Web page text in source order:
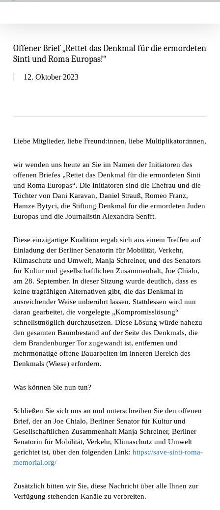
Skip
Offener Brief „Rettet das Denkmal für die ermordeten
Sinti und Roma Europas!“
12. Oktober 2023
Liebe Mitglieder, liebe Freund:innen, liebe Multiplikator:innen,
wir wenden uns heute an Sie im Namen der Initiatoren des
offenen Briefes „Rettet das Denkmal für die ermordeten Sinti
und Roma Europas“. Die Initiatoren sind die Ehefrau und die
Töchter von Dani Karavan, Daniel Strauß, Romeo Franz,
Hamze Bytyci, die Stiftung Denkmal für die ermordeten Juden
Europas und die Journalistin Alexandra Senfft.
Diese einzigartige Koalition ergab sich aus einem Treffen auf
Einladung der Berliner Senatorin für Mobilität, Verkehr,
Klimaschutz und Umwelt, Manja Schreiner, und des Senators
für Kultur und gesellschaftlichen Zusammenhalt, Joe Chialo,
am 28. September. In dieser Sitzung wurde deutlich, dass es
keine tragfähigen Alternativen gibt, die das Denkmal in
ausreichender Weise unberührt lassen. Stattdessen wird nun
daran gearbeitet, die vorgelegte „Kompromisslösung“
schnellstmöglich durchzusetzen. Diese Lösung würde nahezu
den gesamten Baumbestand auf der Seite des Denkmals, die
dem Brandenburger Tor zugewandt ist, entfernen und
mehrmonatige offene Bauarbeiten im inneren Bereich des
Denkmals (Wiese) erfordern.
Was können Sie nun tun?
Schließen Sie sich uns an und unterschreiben Sie den offenen
Brief, der an Joe Chialo, Berliner Senator für Kultur und
Gesellschaftlichen Zusammenhalt Manja Schreiner, Berliner
Senatorin für Mobilität, Verkehr, Klimaschutz und Umwelt
gerichtet ist, über den folgenden Link: https://save-sinti-roma-
memorial.org/
Zusätzlich bitten wir Sie, diese Nachricht über alle Ihnen zur
Verfügung stehenden Kanäle zu verbreiten.
Menu